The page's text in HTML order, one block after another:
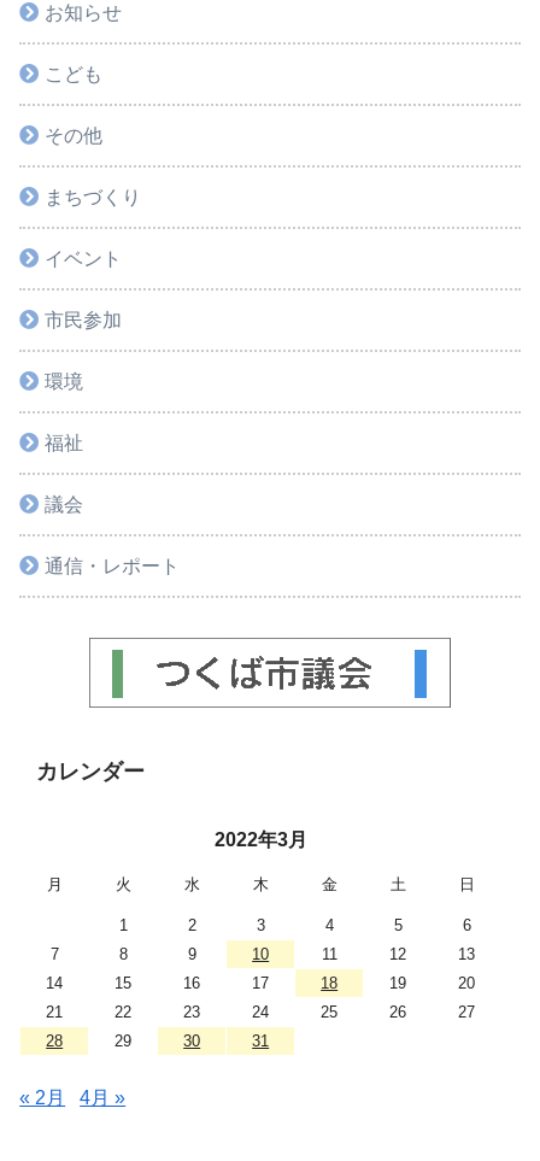
お知らせ
こども
その他
まちづくり
イベント
市民参加
環境
福祉
議会
通信・レポート
カレンダー
2022年3月
月 火 水 木 金 土 日
1 2 3 4 5
6
7
8 9 10 11 12
13
14
15 16 17 18 19
20
21
22 23 24 25 26
27
28
29 30 31
« 2月 4月 »